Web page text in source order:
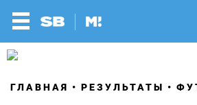
ГЛАВНАЯ РЕЗУЛЬТАТЫ